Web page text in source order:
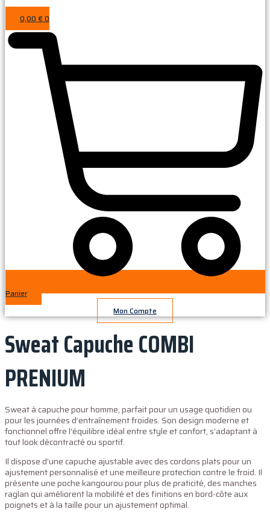
0,00 €0
Panier
Mon Compte
Sweat Capuche COMBI
PRENIUM
Sweat à capuche pour homme, parfait pour un usage quotidien ou
pour les journées d’entraînement froides. Son design moderne et
fonctionnel offre l’équilibre idéal entre style et confort, s’adaptant à
tout look décontracté ou sportif.
Il dispose d’une capuche ajustable avec des cordons plats pour un
ajustement personnalisé et une meilleure protection contre le froid. Il
présente une poche kangourou pour plus de praticité, des manches
raglan qui améliorent la mobilité et des finitions en bord-côte aux
poignets et à la taille pour un ajustement optimal.